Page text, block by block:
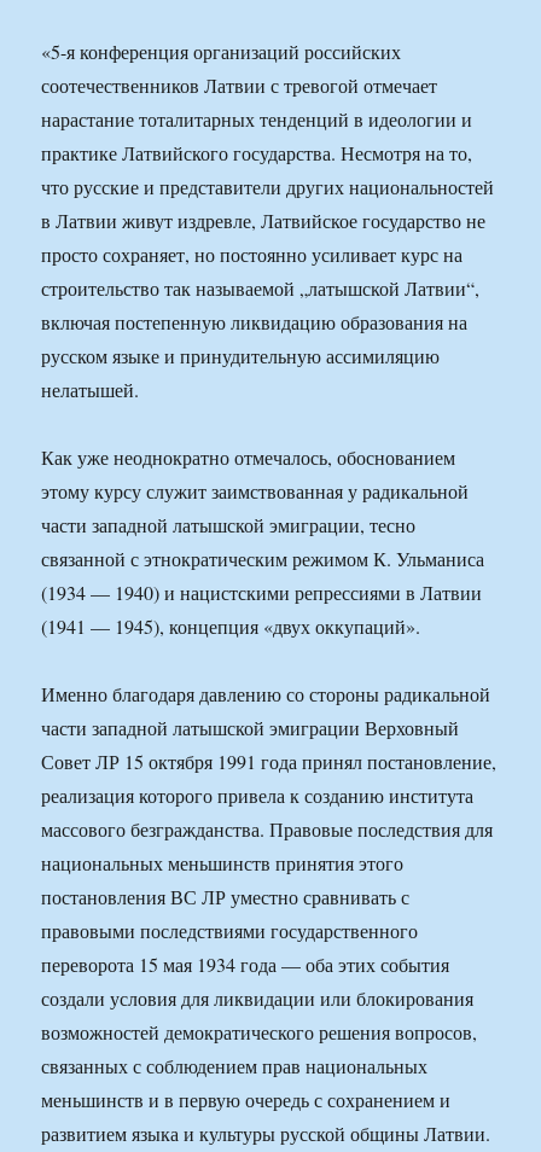
«5-я конференция организаций российских
соотечественников Латвии с тревогой отмечает
нарастание тоталитарных тенденций в идеологии и
практике Латвийского государства. Несмотря на то,
что русские и представители других национальностей
в Латвии живут издревле, Латвийское государство не
просто сохраняет, но постоянно усиливает курс на
строительство так называемой „латышской Латвии“,
включая постепенную ликвидацию образования на
русском языке и принудительную ассимиляцию
нелатышей.
Как уже неоднократно отмечалось, обоснованием
этому курсу служит заимствованная у радикальной
части западной латышской эмиграции, тесно
связанной с этнократическим режимом К. Ульманиса
(1934 — 1940) и нацистскими репрессиями в Латвии
(1941 — 1945), концепция «двух оккупаций».
Именно благодаря давлению со стороны радикальной
части западной латышской эмиграции Верховный
Совет ЛР 15 октября 1991 года принял постановление,
реализация которого привела к созданию института
массового безгражданства. Правовые последствия для
национальных меньшинств принятия этого
постановления ВС ЛР уместно сравнивать с
правовыми последствиями государственного
переворота 15 мая 1934 года — оба этих события
создали условия для ликвидации или блокирования
возможностей демократического решения вопросов,
связанных с соблюдением прав национальных
меньшинств и в первую очередь с сохранением и
развитием языка и культуры русской общины Латвии.